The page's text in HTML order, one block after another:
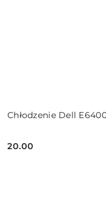
Chłodzenie Dell
Cena:
20.00